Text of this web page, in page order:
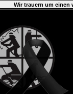
Wir trauern um einen